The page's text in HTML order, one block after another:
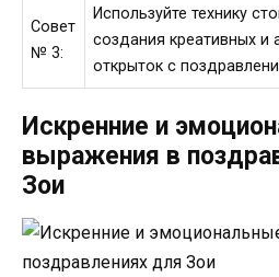
Совет
№ 3:
Используйте технику
создания креативных и
открыток с
Искренние и
выражения в
Зои